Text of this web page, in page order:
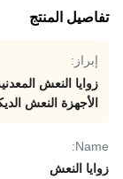
تفاصيل المنتج
إبراز:
زوايا النعش
الأجهزة النعش
Name:
زوايا النعش